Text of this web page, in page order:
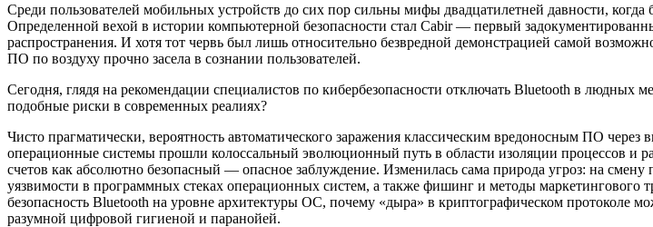
Среди пользователей мобильных устройств до сих пор сильны мифы двадцатилетней давности, когда
Определенной вехой в истории компьютерной безопасности стал Cabir — первый
распространения. И хотя тот червь был лишь относительно безвредной демонстрацией самой
ПО по воздуху прочно засела в сознании пользователей.
Сегодня, глядя на рекомендации специалистов по кибербезопасности отключать Bluetooth в людных
подобные риски в современных реалиях?
Чисто прагматически, вероятность автоматического заражения классическим вредоносным ПО
операционные системы прошли колоссальный эволюционный путь в области изоляции процессов и
счетов как абсолютно безопасный — опасное заблуждение. Изменилась сама природа угроз: на
уязвимости в программных стеках операционных систем, а также фишинг и методы
безопасность Bluetooth на уровне архитектуры ОС, почему «дыра» в криптографическом протоколе
разумной цифровой гигиеной и паранойей.